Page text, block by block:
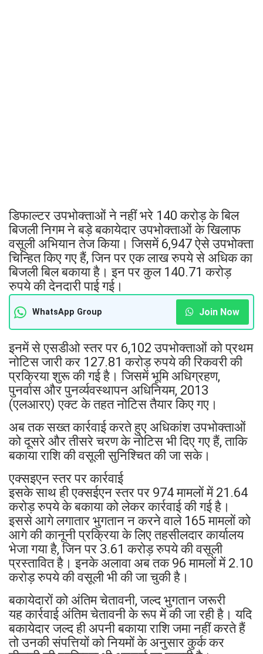
डिफाल्टर उपभोक्ताओं ने नहीं भरे 140 करोड़ के बिल
बिजली निगम ने बड़े बकायेदार उपभोक्ताओं के खिलाफ
वसूली अभियान तेज किया। जिसमें 6,947 ऐसे उपभोक्ता
चिन्हित किए गए हैं, जिन पर एक लाख रुपये से अधिक का
बिजली बिल बकाया है। इन पर कुल 140.71 करोड़
रुपये की देनदारी पाई गई।
WhatsApp Group Join Now
इनमें से एसडीओ स्तर पर 6,102 उपभोक्ताओं को प्रथम
नोटिस जारी कर 127.81 करोड़ रुपये की रिकवरी की
प्रक्रिया शुरू की गई है। जिसमें भूमि अधिग्रहण,
पुनर्वास और पुनर्व्यवस्थापन अधिनियम, 2013
(एलआरए) एक्ट के तहत नोटिस तैयार किए गए।
अब तक सख्त कार्रवाई करते हुए अधिकांश उपभोक्ताओं
को दूसरे और तीसरे चरण के नोटिस भी दिए गए हैं, ताकि
बकाया राशि की वसूली सुनिश्चित की जा सके।
एक्सइएन स्तर पर कार्रवाई
इसके साथ ही एक्सईएन स्तर पर 974 मामलों में 21.64
करोड़ रुपये के बकाया को लेकर कार्रवाई की गई है।
इससे आगे लगातार भुगतान न करने वाले 165 मामलों को
आगे की कानूनी प्रक्रिया के लिए तहसीलदार कार्यालय
भेजा गया है, जिन पर 3.61 करोड़ रुपये की वसूली
प्रस्तावित है। इनके अलावा अब तक 96 मामलों में 2.10
करोड़ रुपये की वसूली भी की जा चुकी है।
बकायेदारों को अंतिम चेतावनी, जल्द भुगतान जरूरी
यह कार्रवाई अंतिम चेतावनी के रूप में की जा रही है। यदि
बकायेदार जल्द ही अपनी बकाया राशि जमा नहीं करते हैं
तो उनकी संपत्तियों को नियमों के अनुसार कुर्क कर